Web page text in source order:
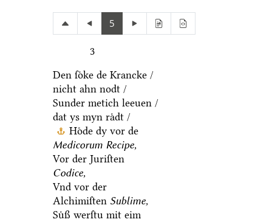
5
3
Den ſoͤke de Krancke /
nicht ahn nodt /
Sunder metich leeuen /
dat ys myn raͤdt /
Hoͤde dy vor de
Medicorum Recipe,
Vor der Juriſten
Codice,
Vnd vor der
Alchimiſten Sublime,
Suͤß werſtu mit eim